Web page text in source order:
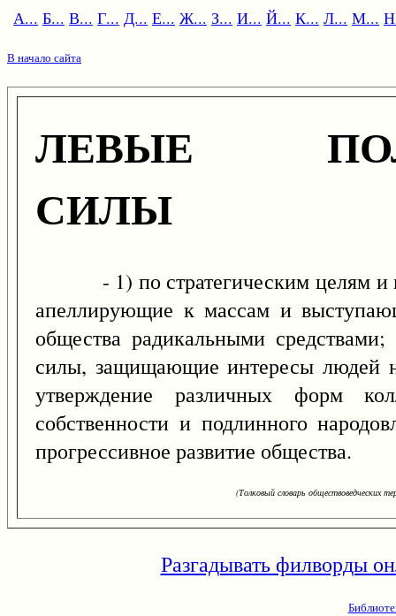
А... Б... В... Г... Д... Е... Ж... З... И... Й... К... Л... М...
В начало сайта
ЛЕВЫЕ
СИЛЫ
- 1) по стратегическим целям и
апеллирующие к массам и
общества радикальными
силы, защищающие интересы людей
утверждение различных форм
собственности и подлинного
прогрессивное развитие общества.
(Толковый словарь обществоведческих
Разгадывать филворды